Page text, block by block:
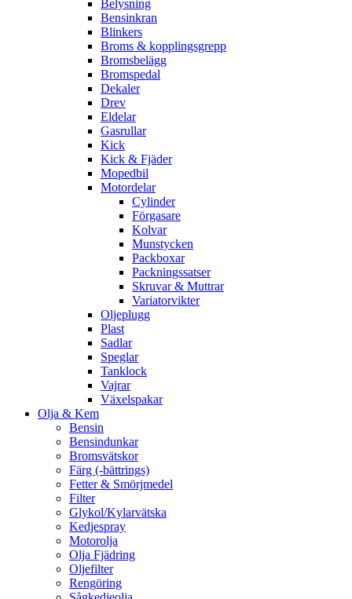
Belysning
Bensinkran
Blinkers
Broms & kopplingsgrepp
Bromsbelägg
Bromspedal
Dekaler
Drev
Eldelar
Gasrullar
Kick
Kick & Fjäder
Mopedbil
Motordelar
Cylinder
Förgasare
Kolvar
Munstycken
Packboxar
Packningssatser
Skruvar & Muttrar
Variatorvikter
Oljeplugg
Plast
Sadlar
Speglar
Tanklock
Vajrar
Växelspakar
Olja & Kem
Bensin
Bensindunkar
Bromsvätskor
Färg (-bättrings)
Fetter & Smörjmedel
Filter
Glykol/Kylarvätska
Kedjespray
Motorolja
Olja Fjädring
Oljefilter
Rengöring